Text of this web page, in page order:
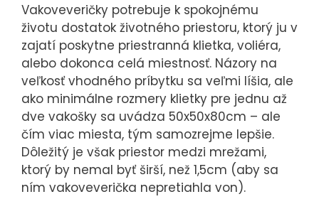
Vakoveveričky potrebuje k spokojnému
životu dostatok životného priestoru, ktorý ju v
zajatí poskytne priestranná klietka, voliéra,
alebo dokonca celá miestnosť. Názory na
veľkosť vhodného príbytku sa veľmi líšia, ale
ako minimálne rozmery klietky pre jednu až
dve vakošky sa uvádza 50x50x80cm – ale
čím viac miesta, tým samozrejme lepšie.
Dôležitý je však priestor medzi mrežami,
ktorý by nemal byť širší, než 1,5cm (aby sa
ním vakoveverička nepretiahla von).